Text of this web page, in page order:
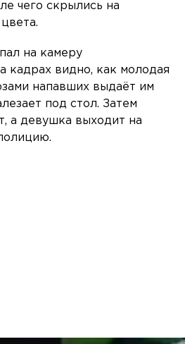
чего скрылись на
на камеру
кадрах видно, как молодая
напавших выдаёт им
под стол. Затем
а девушка выходит на